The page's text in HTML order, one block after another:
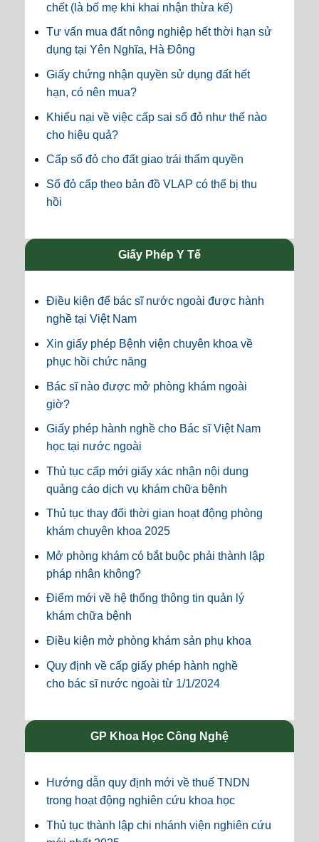
chết (là bố mẹ khi khai nhận thừa kế)
Tư vấn mua đất nông nghiệp hết thời hạn sử
dụng tại Yên Nghĩa, Hà Đông
Giấy chứng nhận quyền sử dụng đất hết
hạn, có nên mua?
Khiếu nại về việc cấp sai sổ đỏ như thế nào
cho hiệu quả?
Cấp sổ đỏ cho đất giao trái thẩm quyền
Sổ đỏ cấp theo bản đồ VLAP có thể bị thu
hồi
Giấy Phép Y Tế
Điều kiện để bác sĩ nước ngoài được hành
nghề tại Việt Nam
Xin giấy phép Bệnh viện chuyên khoa về
phục hồi chức năng
Bác sĩ nào được mở phòng khám ngoài
giờ?
Giấy phép hành nghề cho Bác sĩ Việt Nam
học tại nước ngoài
Thủ tục cấp mới giấy xác nhận nội dung
quảng cáo dịch vụ khám chữa bệnh
Thủ tục thay đổi thời gian hoạt động phòng
khám chuyên khoa 2025
Mở phòng khám có bắt buộc phải thành lập
pháp nhân không?
Điểm mới về hệ thống thông tin quản lý
khám chữa bệnh
Điều kiện mở phòng khám sản phụ khoa
Quy định về cấp giấy phép hành nghề
cho bác sĩ nước ngoài từ 1/1/2024
GP Khoa Học Công Nghệ
Hướng dẫn quy định mới về thuế TNDN
trong hoạt động nghiên cứu khoa học
Thủ tục thành lập chi nhánh viện nghiên cứu